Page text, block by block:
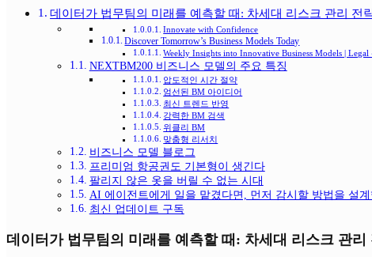
데이터가 법무팀의 미래를 예측할 때: 차세대 리스크 관리 전
Innovate with Confidence
Discover Tomorrow’s Business Models Today
Weekly Insights into Innovative Business Models | Legal
NEXTBM200 비즈니스 모델의 주요 특징
압도적인 시간 절약
엄선된 BM 아이디어
최신 트렌드 반영
강력한 BM 검색
위클리 BM
맞춤형 리서치
비즈니스 모델 블로그
프리미엄 항공권도 기본형이 생긴다
팔리지 않은 옷을 버릴 수 없는 시대
AI 에이전트에게 일을 맡겼다면, 먼저 감시할 방법을 설
최신 업데이트 구독
데이터가 법무팀의 미래를 예측할 때: 차세대 리스크 관리